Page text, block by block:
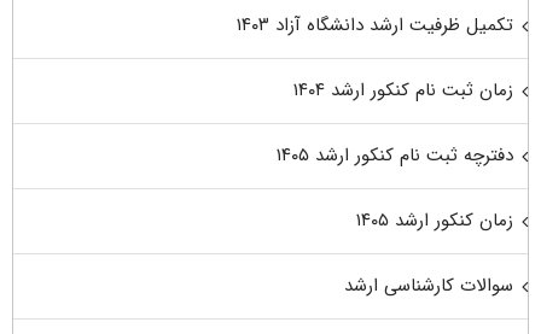
تکمیل ظرفیت ارشد دانشگاه آزاد ۱۴۰۳
زمان ثبت نام کنکور ارشد ۱۴۰۴
دفترچه ثبت نام کنکور ارشد ۱۴۰۵
زمان کنکور ارشد ۱۴۰۵
سوالات کارشناسی ارشد